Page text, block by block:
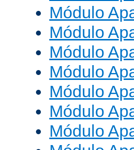
Módulo
Módulo
Módulo
Módulo
Módulo
Módulo
Módulo